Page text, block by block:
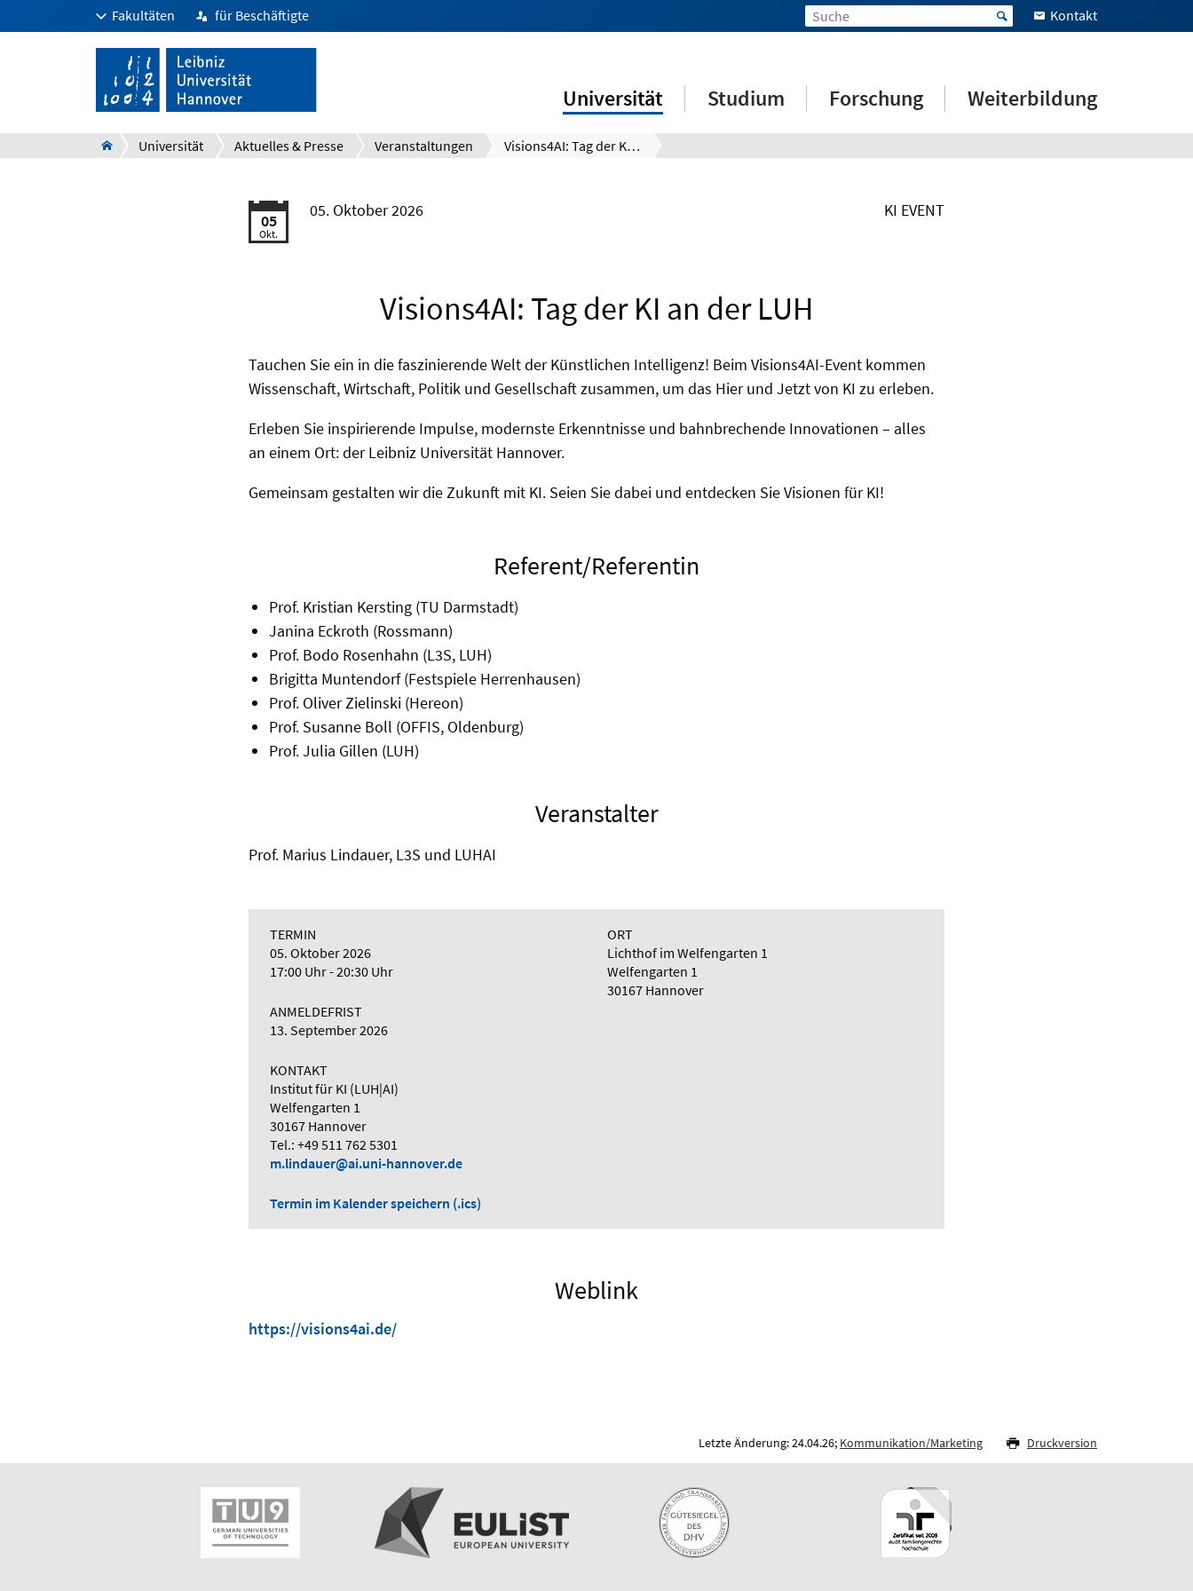
Fakultäten für Beschäftigte Kontakt
Universität Studium Forschung Weiterbildung
Universität Aktuelles & Presse Veranstaltungen Visions4AI: Tag der KI an der LUH
05
Okt.
05. Oktober 2026 KI EVENT
Visions4AI: Tag der KI an der LUH
Tauchen Sie ein in die faszinierende Welt der Künstlichen Intelligenz! Beim Visions4AI-Event kommen
Wissenschaft, Wirtschaft, Politik und Gesellschaft zusammen, um das Hier und Jetzt von KI zu erleben.
Erleben Sie inspirierende Impulse, modernste Erkenntnisse und bahnbrechende Innovationen – alles
an einem Ort: der Leibniz Universität Hannover.
Gemeinsam gestalten wir die Zukunft mit KI. Seien Sie dabei und entdecken Sie Visionen für KI!
Referent/Referentin
Prof. Kristian Kersting (TU Darmstadt)
Janina Eckroth (Rossmann)
Prof. Bodo Rosenhahn (L3S, LUH)
Brigitta Muntendorf (Festspiele Herrenhausen)
Prof. Oliver Zielinski (Hereon)
Prof. Susanne Boll (OFFIS, Oldenburg)
Prof. Julia Gillen (LUH)
Veranstalter
Prof. Marius Lindauer, L3S und LUHAI
TERMIN
05. Oktober 2026
17:00 Uhr - 20:30 Uhr
ANMELDEFRIST
13. September 2026
KONTAKT
Institut für KI (LUH|AI)
Welfengarten 1
30167 Hannover
Tel.: +49 511 762 5301
m.lindauer@ai.uni-hannover.de
Termin im Kalender speichern (.ics)
ORT
Lichthof im Welfengarten 1
Welfengarten 1
30167 Hannover
Weblink
https://visions4ai.de/
Letzte Änderung: 24.04.26; Kommunikation/Marketing Druckversion